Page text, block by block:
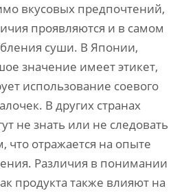
вкусовых предпочтений,
проявляются и в самом
суши. В Японии,
значение имеет этикет,
использование соевого
В других странах
не знать или не следовать
что отражается на опыте
Различия в понимании
продукта также влияют на